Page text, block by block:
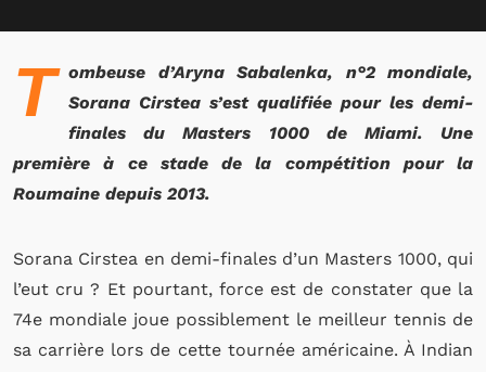
T
ombeuse d’Aryna Sabalenka, n°2 mondiale,
Sorana Cirstea s’est qualifiée pour les demi-
finales du Masters 1000 de Miami. Une
première à ce stade de la compétition pour la
Roumaine depuis 2013.
Sorana Cirstea en demi-finales d’un Masters 1000, qui
l’eut cru ? Et pourtant, force est de constater que la
74e mondiale joue possiblement le meilleur tennis de
sa carrière lors de cette tournée américaine. À Indian